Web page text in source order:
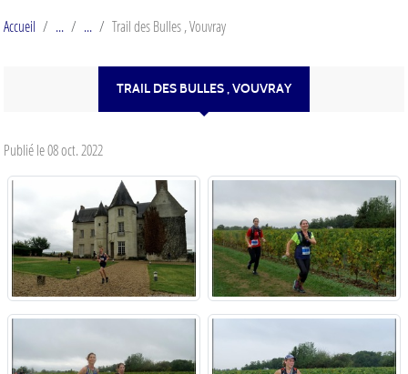
Accueil Trail des Bulles , Vouvray
TRAIL DES BULLES , VOUVRAY
Publié le08 oct. 2022